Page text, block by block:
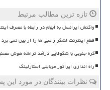
تازه ترین مطالب مرتبط
واکنش ایرانسل به ابهام در رابطه با مصرف
قطع اینترنت لشکر زامبی ها را از بین نمی برد
کره جنوبی با شکوفایی درآمد تراشه هوش
راه اندازی اپراتور موبایلی استارلینک
نظرات بینندگان در مورد این